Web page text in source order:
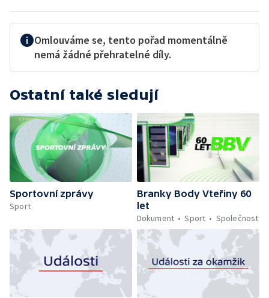
Omlouváme se, tento pořad momentálně
nemá žádné přehratelné díly.
Ostatní také sledují
Sportovní zprávy
Sport
Branky Body Vteřiny 60
let
Dokument
Sport Společnost